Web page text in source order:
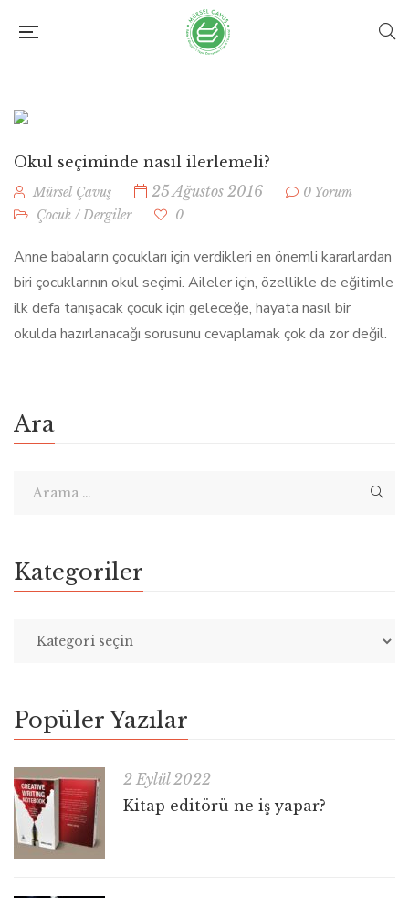
Okul seçiminde nasıl ilerlemeli?
Mürsel Çavuş 25 Ağustos 2016
0 Yorum
Çocuk /Dergiler 0
Anne babaların çocukları için verdikleri en önemli kararlardan
biri çocuklarının okul seçimi. Aileler için, özellikle de eğitimle
ilk defa tanışacak çocuk için geleceğe, hayata nasıl bir
okulda hazırlanacağı sorusunu cevaplamak çok da zor değil.
Ara
Kategoriler
Popüler Yazılar
2 Eylül 2022
Kitap editörü ne iş yapar?